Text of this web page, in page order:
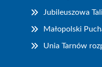
Jubileuszowa
Małopolski
Unia Tarnów